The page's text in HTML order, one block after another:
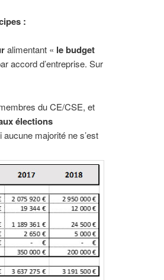
:
alimentant « le budget
accord d’entreprise. Sur
du CE/CSE, et
élections
majorité ne s’est